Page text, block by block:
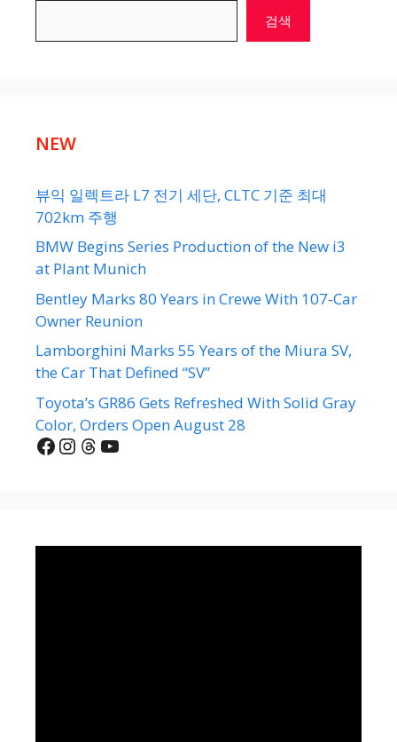
검색
NEW
뷰익 일렉트라 L7 전기 세단, CLTC 기준 최대
702km 주행
BMW Begins Series Production of the New i3
at Plant Munich
Bentley Marks 80 Years in Crewe With 107-Car
Owner Reunion
Lamborghini Marks 55 Years of the Miura SV,
the Car That Defined “SV”
Toyota’s GR86 Gets Refreshed With Solid Gray
Color, Orders Open August 28
Facebook
Instagram
Threads
YouTube